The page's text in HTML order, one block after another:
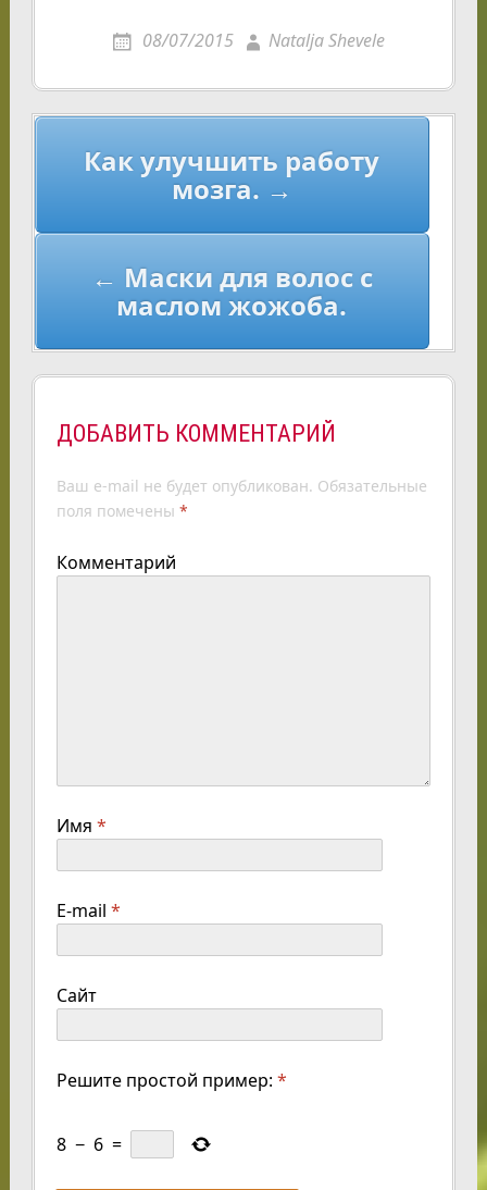
08/07/2015 Natalja Shevele
Навигация
Как улучшить работу
мозга. →
← Маски для волос с
маслом жожоба.
ДОБАВИТЬ КОММЕНТАРИЙ
Ваш e-mail не будет опубликован. Обязательные
поля помечены *
Комментарий
Имя *
E-mail *
Сайт
Решите простой пример: *
8 − 6 =